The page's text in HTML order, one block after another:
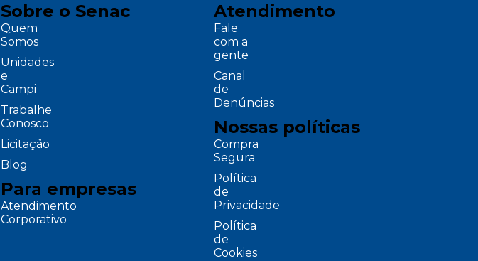
Sobre o Senac
Quem
Somos
Unidades
e
Campi
Trabalhe
Conosco
Licitação
Blog
Para empresas
Atendimento
Corporativo
Atendimento
Fale
com a
gente
Canal
de
Denúncias
Nossas políticas
Compra
Segura
Política
de
Privacidade
Política
de
Cookies